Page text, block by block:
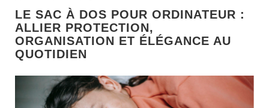
LE SAC À DOS POUR ORDINATEUR :
ALLIER PROTECTION,
ORGANISATION ET ÉLÉGANCE AU
QUOTIDIEN